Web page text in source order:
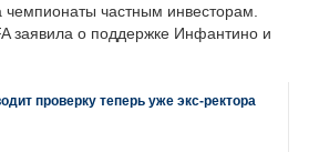
чемпионаты частным инвесторам.
заявила о поддержке Инфантино и
проверку теперь уже экс-ректора